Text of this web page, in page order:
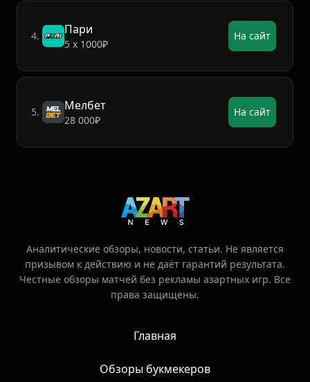
4. Пари
5 х 1000₽
На сайт
5. Мелбет
28 000₽
На сайт
Аналитические обзоры, новости, статьи. Не является
призывом к действию и не даёт гарантий результата.
Честные обзоры матчей без рекламы азартных игр. Все
права защищены.
Главная
Обзоры букмекеров